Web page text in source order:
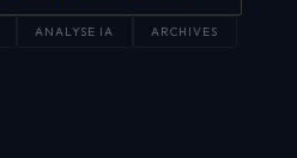
ANALYSE IA ARCHIVES